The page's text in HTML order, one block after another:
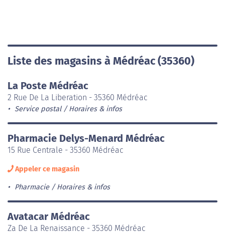
Liste des magasins à Médréac (35360)
La Poste Médréac
2 Rue De La Liberation - 35360 Médréac
Service postal Horaires & infos
Pharmacie Delys-Menard Médréac
15 Rue Centrale - 35360 Médréac
Appeler ce magasin
Pharmacie Horaires & infos
Avatacar Médréac
Za De La Renaissance - 35360 Médréac